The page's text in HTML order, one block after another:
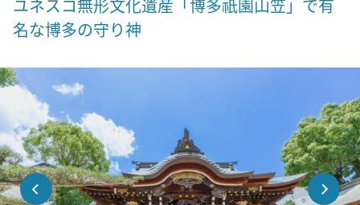
ユネスコ無形文化遺産「博多祇園山笠」で有
名な博多の守り神